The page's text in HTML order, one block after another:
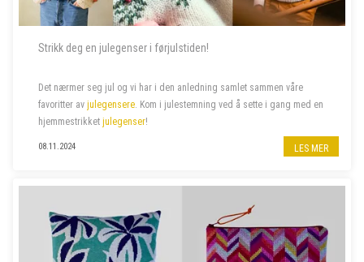
Strikk deg en julegenser i førjulstiden!
Det nærmer seg jul og vi har i den anledning samlet sammen våre
favoritter av julegensere. Kom i julestemning ved å sette i gang med en
hjemmestrikket julegenser!
08.11.2024 LES MER